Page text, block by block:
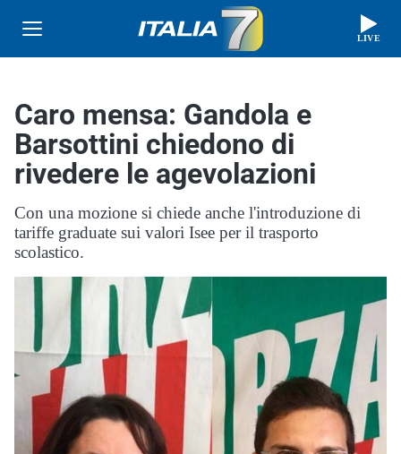
LIVE
Caro mensa: Gandola e
Barsottini chiedono di
rivedere le agevolazioni
Con una mozione si chiede anche l'introduzione di
tariffe graduate sui valori Isee per il trasporto
scolastico.